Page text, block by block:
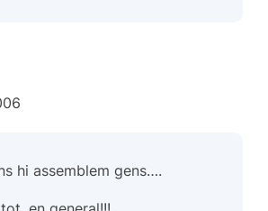
hi assemblem gens….